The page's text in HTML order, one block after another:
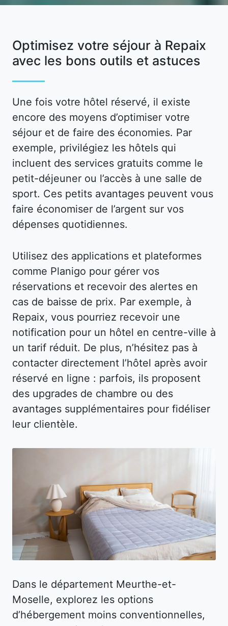
Optimisez votre séjour à Repaix
avec les bons outils et astuces
Une fois votre hôtel réservé, il existe
encore des moyens d’optimiser votre
séjour et de faire des économies. Par
exemple, privilégiez les hôtels qui
incluent des services gratuits comme le
petit-déjeuner ou l’accès à une salle de
sport. Ces petits avantages peuvent vous
faire économiser de l’argent sur vos
dépenses quotidiennes.
Utilisez des applications et plateformes
comme Planigo pour gérer vos
réservations et recevoir des alertes en
cas de baisse de prix. Par exemple, à
Repaix, vous pourriez recevoir une
notification pour un hôtel en centre-ville à
un tarif réduit. De plus, n’hésitez pas à
contacter directement l’hôtel après avoir
réservé en ligne : parfois, ils proposent
des upgrades de chambre ou des
avantages supplémentaires pour fidéliser
leur clientèle.
Dans le département Meurthe-et-
Moselle, explorez les options
d’hébergement moins conventionnelles,